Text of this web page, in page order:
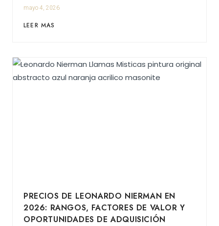
mayo 4, 2026
LEER MAS
PRECIOS DE LEONARDO NIERMAN EN
2026: RANGOS, FACTORES DE VALOR Y
OPORTUNIDADES DE ADQUISICIÓN